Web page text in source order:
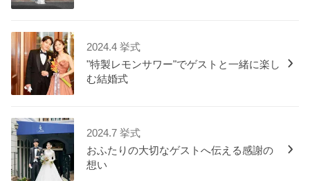
2024.4 挙式
"特製レモンサワー"でゲストと一緒に楽し
む結婚式
2024.7 挙式
おふたりの大切なゲストへ伝える感謝の
想い